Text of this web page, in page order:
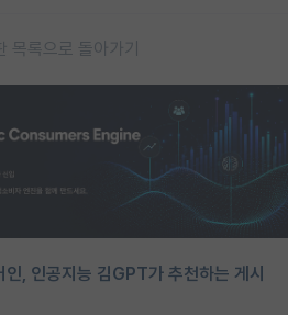
목록으로 돌아가기
인, 인공지능 김GPT가 추천하는 게시